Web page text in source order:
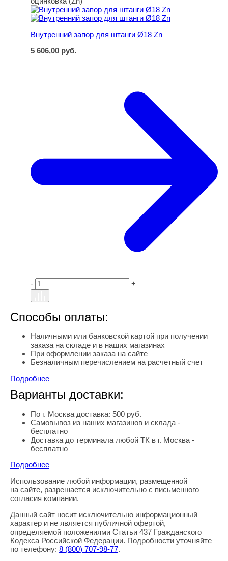
Внутренний запор для штанги Ø18 Zn
5 606,00 руб.
- +
Способы оплаты:
Наличными или банковской картой при получении
заказа на складе и в наших магазинах
При оформлении заказа на сайте
Безналичным перечислением на расчетный счет
Подробнее
Варианты доставки:
По г. Москва доставка: 500 руб.
Самовывоз из наших магазинов и склада -
бесплатно
Доставка до терминала любой ТК в г. Москва -
бесплатно
Подробнее
Правовая информация
Использование любой информации, размещенной
на сайте, разрешается исключительно с письменного
согласия компании.
Данный сайт носит исключительно информационный
характер и не является публичной офертой,
определяемой положениями Статьи 437 Гражданского
Кодекса Российской Федерации. Подробности уточняйте
по телефону: 8 (800) 707-98-77.